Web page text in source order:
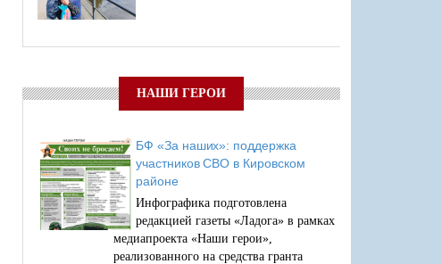
НАШИ ГЕРОИ
БФ «За наших»: поддержка
участников СВО в Кировском
районе
Инфографика подготовлена
редакцией газеты «Ладога» в рамках
медиапроекта «Наши герои»,
реализованного на средства гранта